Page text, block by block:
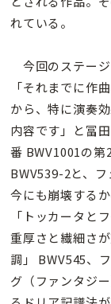
れている。
今回のステージ
「それまでに作
から、特に演奏
内容です」と冨
番 BWV1001の第
BWV539-2と、
今にも崩壊する
「トッカータと
重厚さと繊細さ
調」 BWV545、
グ（ファンタジ